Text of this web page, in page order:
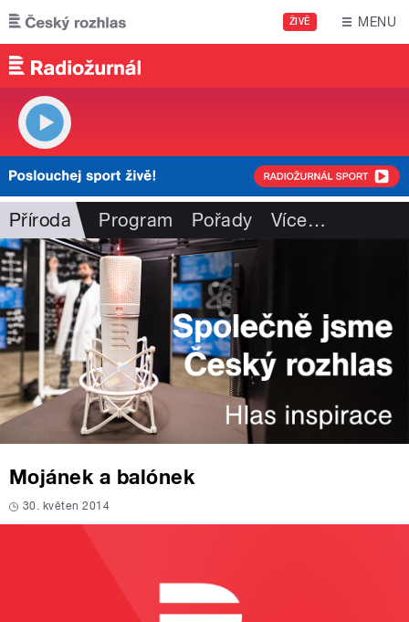
Přejít k hlavnímu obsahu
ŽIVĚ MENU
Příroda Program Pořady Více…
Mojánek a balónek
30. květen 2014